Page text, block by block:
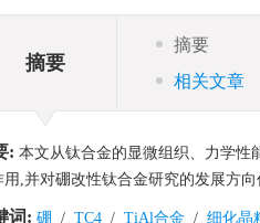
摘要
摘要
相关文章
: 本文从钛合金的显微组织、力学性
用,并对硼改性钛合金研究的发展方向
词: 硼 / TC4 / TiAl合金 / 细化晶